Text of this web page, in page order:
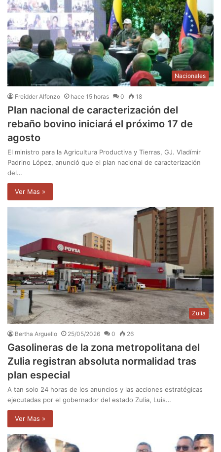
Nacionales
Freidder Alfonzo hace 15 horas 0 18
Plan nacional de caracterización del
rebaño bovino iniciará el próximo 17 de
agosto
El ministro para la Agricultura Productiva y Tierras, GJ. Vladímir
Padrino López, anunció que el plan nacional de caracterización
del…
Ver Mas »
Zulia
Bertha Arguello 25/05/2026 0 26
Gasolineras de la zona metropolitana del
Zulia registran absoluta normalidad tras
plan especial
A tan solo 24 horas de los anuncios y las acciones estratégicas
ejecutadas por el gobernador del estado Zulia, Luis…
Ver Mas »